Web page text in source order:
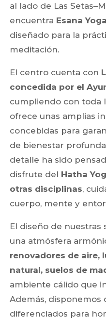
al lado de Las
encuentra Esana Yoga
diseñado para la
meditación.
El centro cuenta con
concedida por el
cumpliendo con toda
ofrece unas amplias
concebidas para
de bienestar
detalle ha sido
disfrute del Hatha
otras disciplinas,
cuerpo, mente y
El diseño de nuestras
una atmósfera
renovadores de aire,
natural, suelos de
ambiente cálido que
Además, disponemos
diferenciados para